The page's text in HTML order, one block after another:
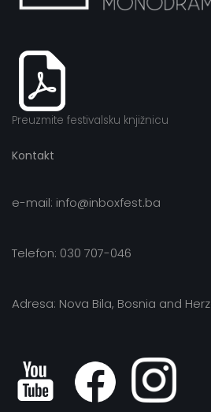
Preuzmite festivalsku knjižnicu
Kontakt
e-mail: info@inboxfest.ba
Telefon: 030 707-046
Adresa: Nova Bila, Bosnia and